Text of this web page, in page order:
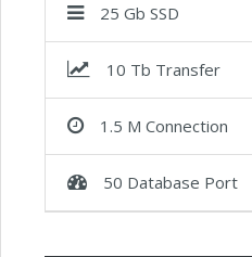
25 Gb SSD
10 Tb Transfer
1.5 M Connection
50 Database Port